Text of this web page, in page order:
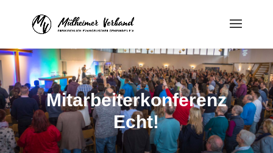
Mitarbeiterkonferenz
Echt!